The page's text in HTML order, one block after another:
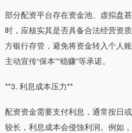
部分配资平台存在资金池、虚拟盘
时，应核实其是否具备合法经营资
方银行存管，避免将资金转入个人
主动宣传“保本”“稳赚”等承诺。
**3. 利息成本压力**
配资资金需要支付利息，通常按日
较长，利息成本会侵蚀利润。例如